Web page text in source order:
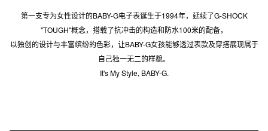
第一支专为女性设计的BABY-G电子表诞生于1994年，延续了G-SHOCK
"TOUGH"概念，搭载了抗冲击的构造和防水100米的配备，
以独创的设计与丰富缤纷的色彩，让BABY-G女孩能够透过表款及穿搭展现属于
自己独一无二的样貌。
It's My Style, BABY-G.